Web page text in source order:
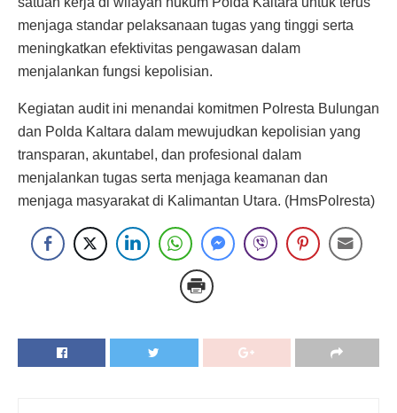
menjaga standar pelaksanaan tugas yang tinggi serta
meningkatkan efektivitas pengawasan dalam
menjalankan fungsi kepolisian.
Kegiatan audit ini menandai komitmen Polresta Bulungan
dan Polda Kaltara dalam mewujudkan kepolisian yang
transparan, akuntabel, dan profesional dalam
menjalankan tugas serta menjaga keamanan dan
menjaga masyarakat di Kalimantan Utara. (HmsPolresta)